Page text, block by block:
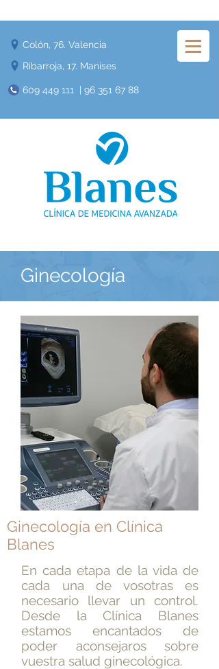
Colón, 76. Valencia
Ribarroja, 17. Manises
609 449 111 96 351 67 88
Ginecología
Ginecología en Clínica
Blanes
En cada etapa de la vida de
cada una de vosotras es
necesario llevar un control.
Desde la Clínica Blanes
estamos encantados de
poder aconsejaros sobre
vuestra salud ginecológica.